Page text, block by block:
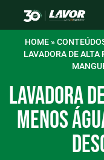
HOME»
LAVADORA DE ALTA
LAVADORA
MENOS